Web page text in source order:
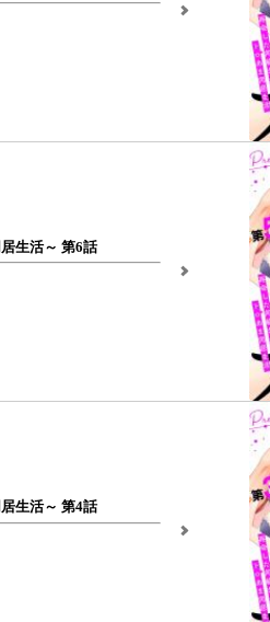
生活～ 第6話
生活～ 第4話